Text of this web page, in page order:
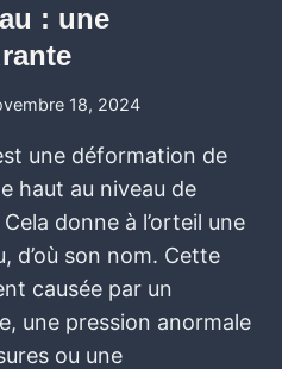
: une
18, 2024
une déformation de
haut au niveau de
donne à l’orteil une
d’où son nom. Cette
causée par un
une pression anormale
ou une